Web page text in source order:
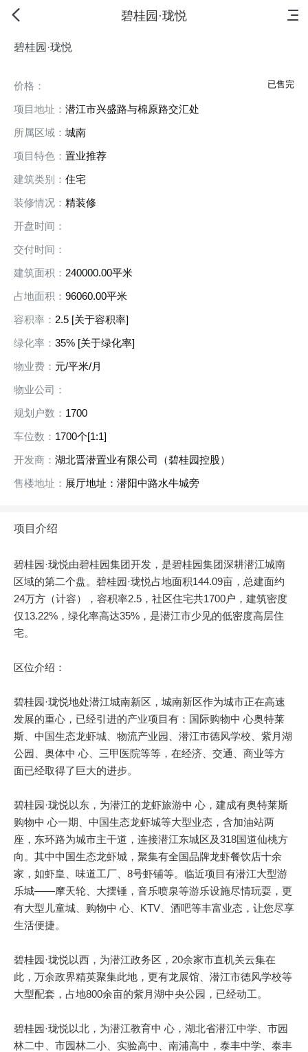
碧桂园·珑悦
出售
碧桂园·珑悦
价格： 已售完
项目地址： 潜江市兴盛路与棉原路交汇处
所属区域： 城南
项目特色： 置业推荐
建筑类别： 住宅
装修情况： 精装修
开盘时间：
交付时间：
建筑面积： 240000.00平米
占地面积： 96060.00平米
容积率： 2.5 [关于容积率]
绿化率： 35% [关于绿化率]
物业费： 元/平米/月
物业公司：
规划户数： 1700
车位数： 1700个[1:1]
开发商： 湖北晋潜置业有限公司（碧桂园控股）
售楼地址： 展厅地址：潜阳中路水牛城旁
项目介绍
碧桂园·珑悦由碧桂园集团开发，是碧桂园集团深耕潜江城南
区域的第二个盘。碧桂园·珑悦占地面积144.09亩，总建面约
24万方（计容），容积率2.5，社区住宅共1700户，建筑密度
仅13.22%，绿化率高达35%，是潜江市少见的低密度高层住
宅。
区位介绍：
碧桂园·珑悦地处潜江城南新区，城南新区作为城市正在高速
发展的重心，已经引进的产业项目有：国际购物中 心奥特莱
斯、中国生态龙虾城、物流产业园、潜江市德风学校、紫月湖
公园、奥体中 心、三甲医院等等，在经济、交通、商业等方
面已经取得了巨大的进步。
碧桂园·珑悦以东，为潜江的龙虾旅游中 心，建成有奥特莱斯
购物中 心一期、中国生态龙虾城等大型业态，含加油站两
座，东环路为城市主干道，连接潜江东城区及318国道仙桃方
向。其中中国生态龙虾城，聚集有全国品牌龙虾餐饮店十余
家，如虾皇、味道工厂、8号虾铺等。临近项目有潜江大型游
乐城——摩天轮、大摆锤，音乐喷泉等游乐设施尽情玩耍，更
有大型儿童城、购物中 心、KTV、酒吧等丰富业态，让您尽享
生活便捷。
碧桂园·珑悦以西，为潜江政务区，20余家市直机关云集在
此，万余政界精英聚集此地，更有龙展馆、潜江市德风学校等
大型配套，占地800余亩的紫月湖中央公园，已经动工。
碧桂园·珑悦以北，为潜江教育中 心，湖北省潜江中学、市园
林二中、市园林二小、实验高中、南浦高中，泰丰中学、泰丰